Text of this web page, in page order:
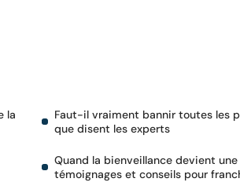
la
Faut-il vraiment bannir toutes les
que disent les experts
Quand la bienveillance devient
témoignages et conseils pour